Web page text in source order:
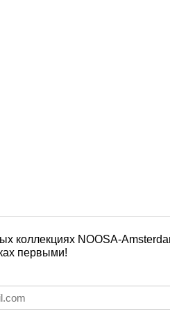
коллекциях NOOSA-
первыми!